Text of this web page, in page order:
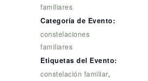
familiares
Categoría de Evento:
constelaciones
familiares
Etiquetas del Evento:
constelación familiar,